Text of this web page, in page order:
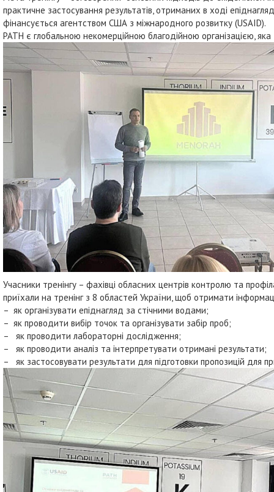
практичне застосування результатів, отриманих в ході
фінансується агентством США з міжнародного розвитку (USAID).
PATH є глобальною некомерційною благодійною організацією,
Учасники тренінгу – фахівці обласних центрів контролю та
приїхали на тренінг з 8 областей України, щоб отримати
– як організувати епіднагляд за стічними водами;
– як проводити вибір точок та організувати забір проб;
– як проводити лабораторні дослідження;
– як проводити аналіз та інтерпретувати отримані результати;
– як застосовувати результати для підготовки пропозицій для